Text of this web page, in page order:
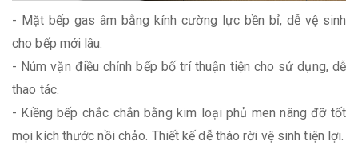
- Mặt bếp gas âm bằng kính cường lực bền bỉ, dễ vệ sinh
cho bếp mới lâu.
- Núm vặn điều chỉnh bếp bố trí thuận tiện cho sử dụng, dễ
thao tác.
- Kiềng bếp chắc chắn bằng kim loại phủ men nâng đỡ tốt
mọi kích thước nồi chảo. Thiết kế dễ tháo rời vệ sinh tiện lợi.